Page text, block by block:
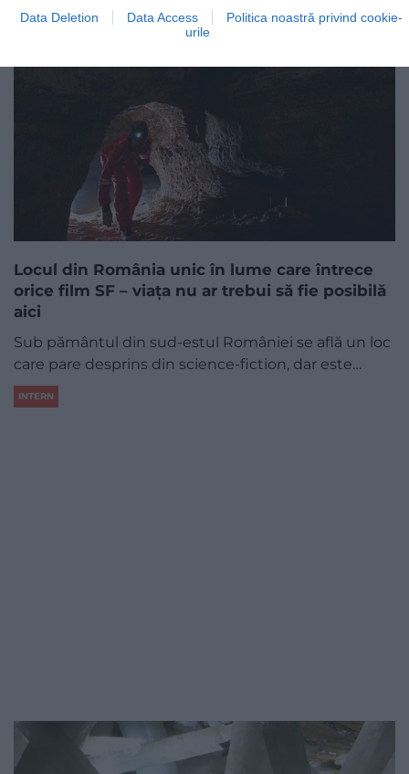
Data Deletion Data Access
Politica noastră privind cookie-
urile
Locul din România unic în lume care întrece
orice film SF – viața nu ar trebui să fie posibilă
aici
Sub pământul din sud-estul României se află un loc
care pare desprins din science-fiction, dar este…
INTERN